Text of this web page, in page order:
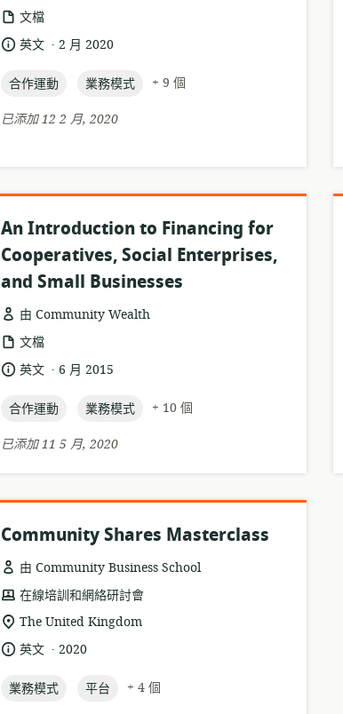
資
源
格
式:
文檔
語 英文 .
發
日
2 月 2020
topic:
合作運動 topic:
業務模式
+ 9 個
已添加 12 2 月, 2020
An Introduction to Financing for
Cooperatives, Social Enterprises,
and Small Businesses
由 Community Wealth
資
源
格
式:
文檔
語 英文 .
發
日
6 月 2015
topic:
合作運動 topic:
業務模式
+ 10 個
已添加 11 5 月, 2020
Community Shares Masterclass
由 Community Business School
資
源
式:
在線培訓和網絡研討會
相
關
位
置:
The United Kingdom
語 英文 .
發
日
2020
topic:
業務模式 topic:
平台
+ 4 個